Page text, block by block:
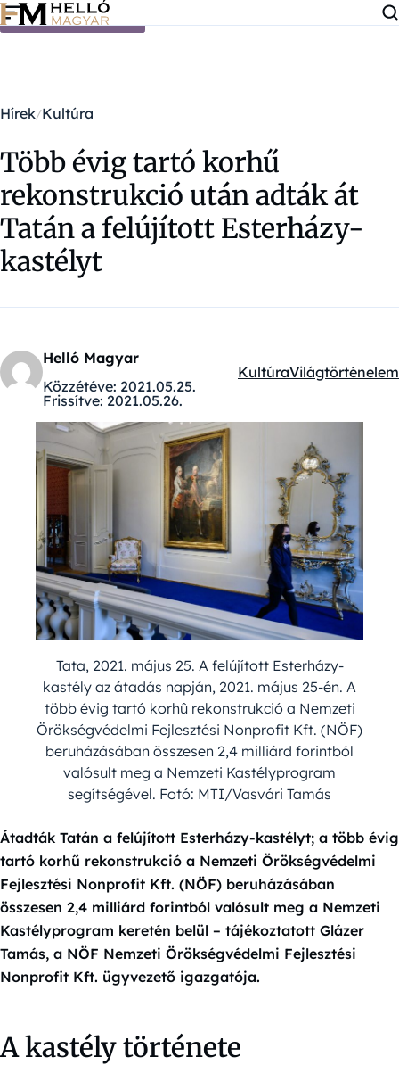
Ugrás a tartalomra
Hírek Kultúra
Több évig tartó korhű
rekonstrukció után adták át
Tatán a felújított Esterházy-
kastélyt
Helló Magyar
Közzétéve: 2021.05.25.
Frissítve: 2021.05.26.
Kategóriák:
KultúraVilágtörténelem
Tata, 2021. május 25. A felújított Esterházy-
kastély az átadás napján, 2021. május 25-én. A
több évig tartó korhû rekonstrukció a Nemzeti
Örökségvédelmi Fejlesztési Nonprofit Kft. (NÖF)
beruházásában összesen 2,4 milliárd forintból
valósult meg a Nemzeti Kastélyprogram
segítségével. Fotó: MTI/Vasvári Tamás
Átadták Tatán a felújított Esterházy-kastélyt; a több évig
tartó korhű rekonstrukció a Nemzeti Örökségvédelmi
Fejlesztési Nonprofit Kft. (NÖF) beruházásában
összesen 2,4 milliárd forintból valósult meg a Nemzeti
Kastélyprogram keretén belül – tájékoztatott Glázer
Tamás, a NÖF Nemzeti Örökségvédelmi Fejlesztési
Nonprofit Kft. ügyvezető igazgatója.
A kastély története